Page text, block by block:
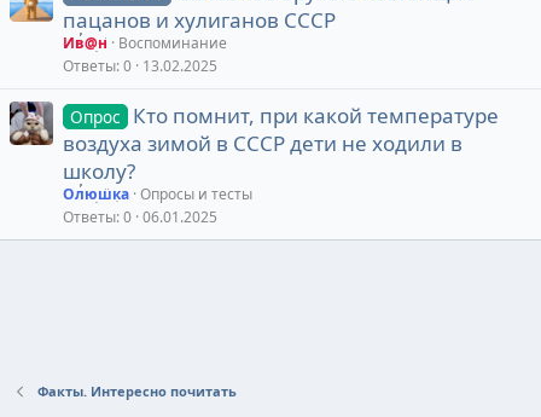
пацанов и хулиганов СССР
Ив@н
Воспоминание
Ответы 0 13.02.2025
Опрос
Кто помнит, при какой температуре
воздуха зимой в СССР дети не ходили в
школу?
Олюшка Опросы и тесты
Ответы 0 06.01.2025
Факты. Интересно почитать